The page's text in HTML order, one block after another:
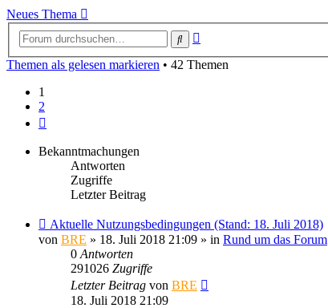
Neues Thema
Suche
Themen als gelesen markieren • 42 Themen
1
2
Bekanntmachungen
Antworten
Zugriffe
Letzter Beitrag
Aktuelle Nutzungsbedingungen (Stand: 18. Juli 2018)
von BRE » 18. Juli 2018 21:09 » in Rund um das Forum
0 Antworten
291026 Zugriffe
Letzter Beitrag von BRE
18. Juli 2018 21:09